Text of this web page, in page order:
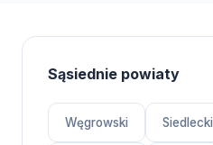
Sąsiednie powiaty
Węgrowski Siedlecki